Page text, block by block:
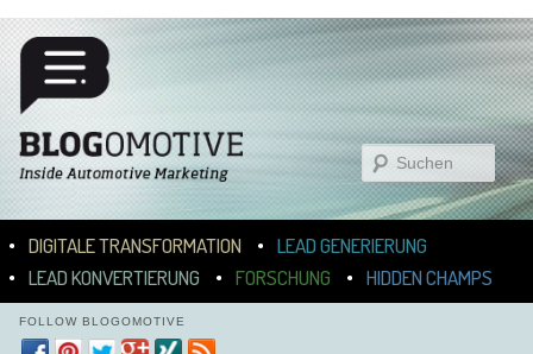
Suchen
ZUM INHALT WECHSELN
ZUM SEKUNDÄREN INHALT WECHSELN
DIGITALE TRANSFORMATION
LEAD GENERIERUNG
LEAD KONVERTIERUNG
FORSCHUNG HIDDEN CHAMPS
FOLLOW BLOGOMOTIVE